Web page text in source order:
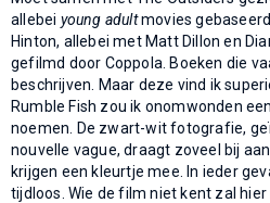
allebei young adultmovies
Hinton, allebei met Matt Dillon en
gefilmd door Coppola. Boeken die
beschrijven. Maar deze vind ik
Rumble Fish zou ik onomwonden
noemen. De zwart-wit fotografie,
nouvelle vague, draagt zoveel bij
krijgen een kleurtje mee. In ieder
tijdloos. Wie de film niet kent zal